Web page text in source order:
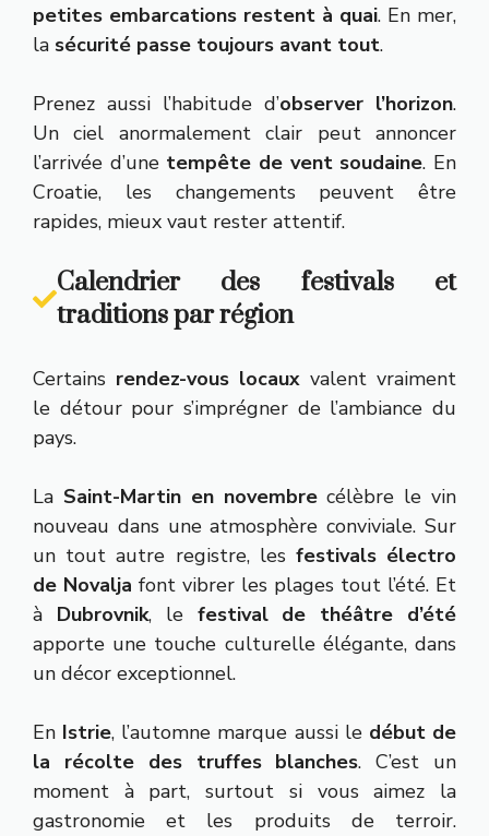
petites embarcations restent à quai. En mer,
la sécurité passe toujours avant tout.
Prenez aussi l’habitude d’observer l’horizon.
Un ciel anormalement clair peut annoncer
l’arrivée d’une tempête de vent soudaine. En
Croatie, les changements peuvent être
rapides, mieux vaut rester attentif.
Calendrier des festivals et
traditions par région
Certains rendez-vous locaux valent vraiment
le détour pour s’imprégner de l’ambiance du
pays.
La Saint-Martin en novembrecélèbre le vin
nouveau dans une atmosphère conviviale. Sur
un tout autre registre, les festivals électro
de Novalja font vibrer les plages tout l’été. Et
à Dubrovnik, le festival de théâtre d’été
apporte une touche culturelle élégante, dans
un décor exceptionnel.
En Istrie, l’automne marque aussi le début de
la récolte des truffes blanches. C’est un
moment à part, surtout si vous aimez la
gastronomie et les produits de terroir.